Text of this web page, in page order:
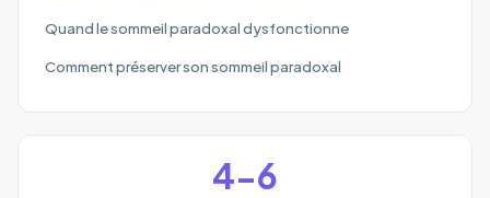
Quand le sommeil paradoxal dysfonctionne
Comment préserver son sommeil paradoxal
4-6